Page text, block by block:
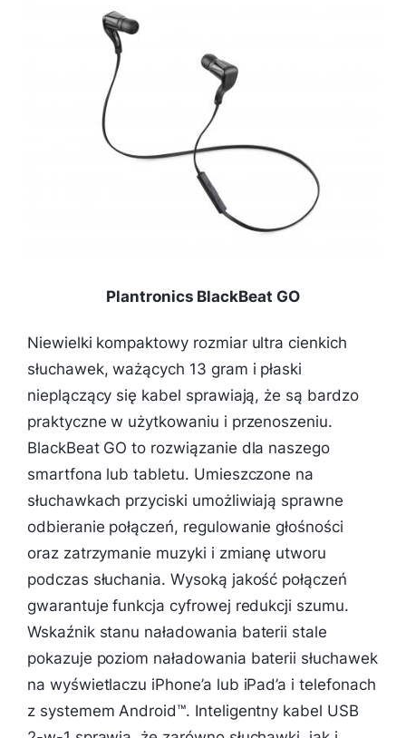
Plantronics BlackBeat GO
Niewielki kompaktowy rozmiar ultra cienkich
słuchawek, ważących 13 gram i płaski
nieplączący się kabel sprawiają, że są bardzo
praktyczne w użytkowaniu i przenoszeniu.
BlackBeat GO to rozwiązanie dla naszego
smartfona lub tabletu. Umieszczone na
słuchawkach przyciski umożliwiają sprawne
odbieranie połączeń, regulowanie głośności
oraz zatrzymanie muzyki i zmianę utworu
podczas słuchania. Wysoką jakość połączeń
gwarantuje funkcja cyfrowej redukcji szumu.
Wskaźnik stanu naładowania baterii stale
pokazuje poziom naładowania baterii słuchawek
na wyświetlaczu iPhone’a lub iPad’a i telefonach
z systemem Android™. Inteligentny kabel USB